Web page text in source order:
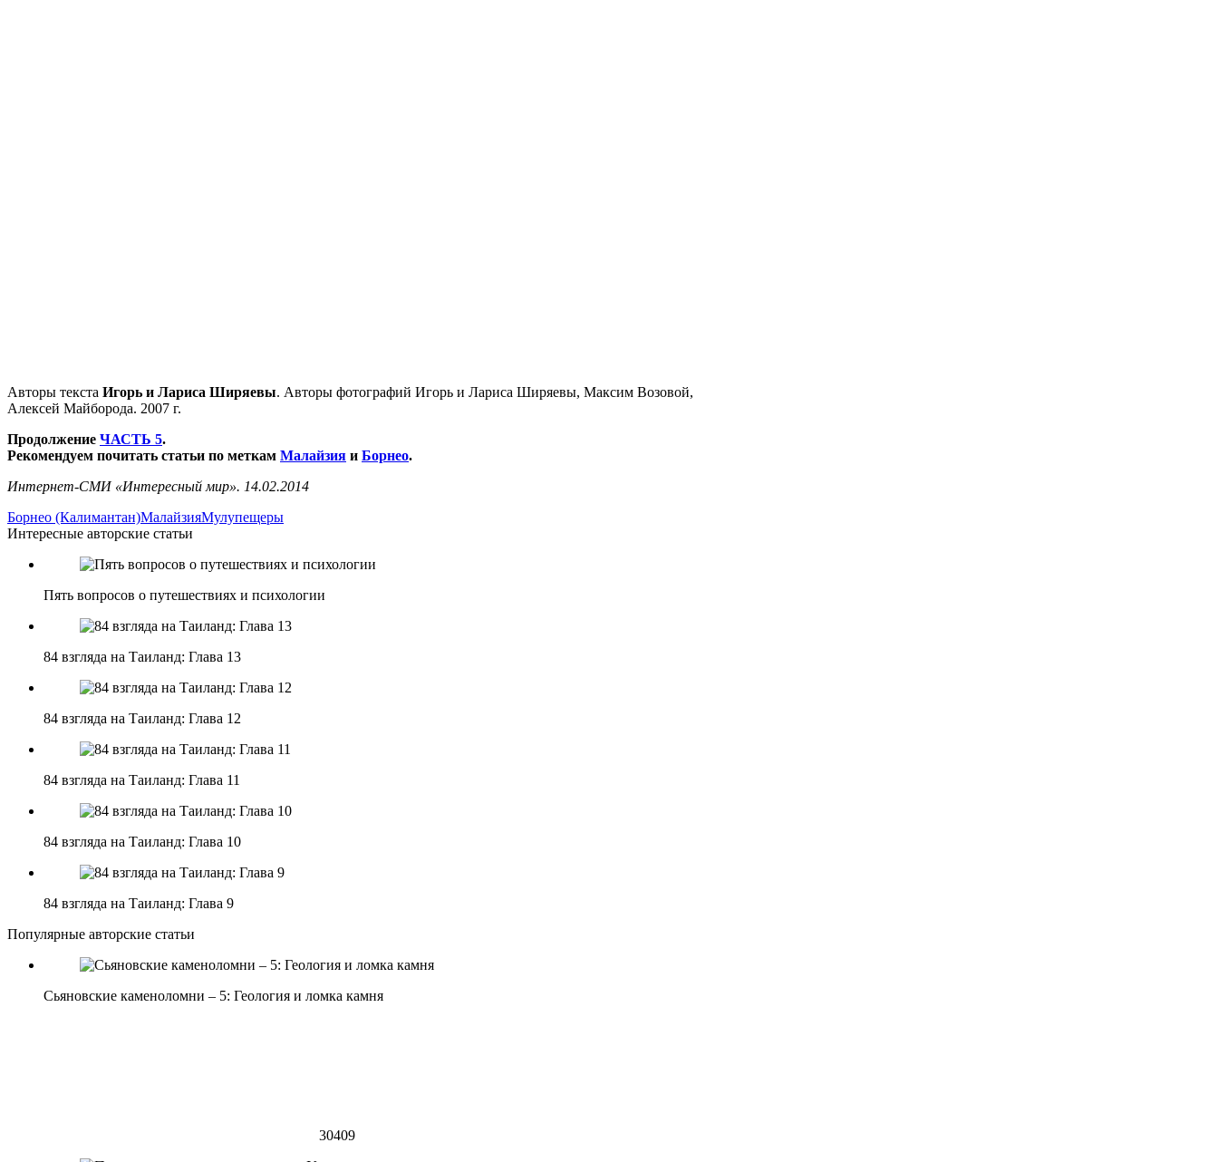
Авторы текста Игорь и Лариса Ширяевы. Авторы фотографий Игорь и Лариса Ширяевы, Максим Возовой,
Алексей Майборода. 2007 г.
Продолжение ЧАСТЬ 5.
Рекомендуем почитать статьи по меткам Малайзия и Борнео.
Интернет-СМИ «Интересный мир». 14.02.2014
Борнео (Калимантан)МалайзияМулупещеры
Интересные авторские статьи
Пять вопросов о путешествиях и психологии
84 взгляда на Таиланд: Глава 13
84 взгляда на Таиланд: Глава 12
84 взгляда на Таиланд: Глава 11
84 взгляда на Таиланд: Глава 10
84 взгляда на Таиланд: Глава 9
Популярные авторские статьи
Сьяновские каменоломни – 5: Геология и ломка камня
30409